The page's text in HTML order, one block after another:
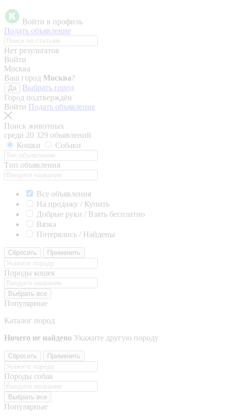
Войти в профиль
Подать объявление
Нет результатов
Войти
Москва
Ваш город Москва?
Да
Выбрать город
Город подтверждён
Войти Подать объявление
Поиск животных
среди 20 329 объявлений
Кошки
Собаки
Тип объявления
Все объявления
На продажу / Купить
Добрые руки / Взять бесплатно
Вязка
Потерялись / Найдены
Сбросить Применить
Породы кошек
Выбрать все
Популярные
Каталог пород
Ничего не найдено Укажите другую породу
Сбросить Применить
Породы собак
Выбрать все
Популярные